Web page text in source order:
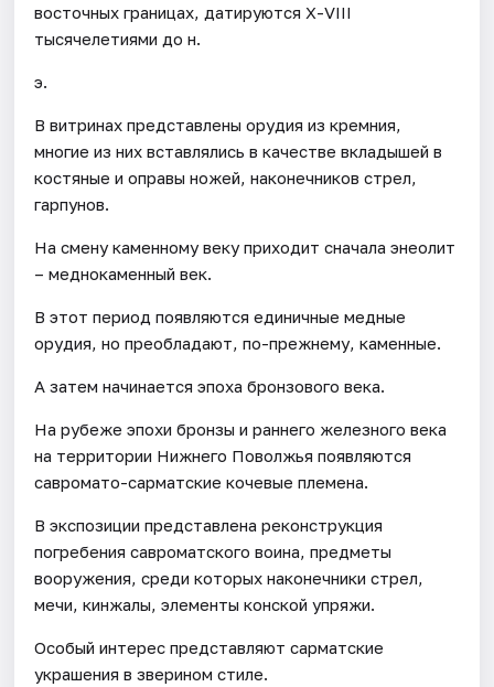
восточных границах, датируются Х-VIII
тысячелетиями до н.
э.
В витринах представлены орудия из кремния,
многие из них вставлялись в качестве вкладышей в
костяные и оправы ножей, наконечников стрел,
гарпунов.
На смену каменному веку приходит сначала энеолит
– меднокаменный век.
В этот период появляются единичные медные
орудия, но преобладают, по-прежнему, каменные.
А затем начинается эпоха бронзового века.
На рубеже эпохи бронзы и раннего железного века
на территории Нижнего Поволжья появляются
савромато-сарматские кочевые племена.
В экспозиции представлена реконструкция
погребения савроматского воина, предметы
вооружения, среди которых наконечники стрел,
мечи, кинжалы, элементы конской упряжи.
Особый интерес представляют сарматские
украшения в зверином стиле.